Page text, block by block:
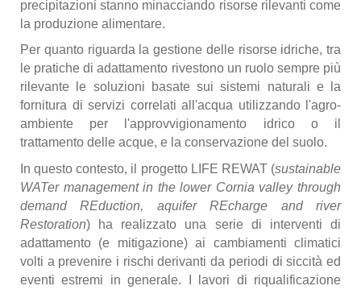
precipitazioni stanno minacciando risorse rilevanti come
la produzione alimentare.
Per quanto riguarda la gestione delle risorse idriche, tra
le pratiche di adattamento rivestono un ruolo sempre più
rilevante le soluzioni basate sui sistemi naturali e la
fornitura di servizi correlati all'acqua utilizzando l'agro-
ambiente per l'approvvigionamento idrico o il
trattamento delle acque, e la conservazione del suolo.
In questo contesto, il progetto LIFE REWAT (sustainable
WATer management in the lower Cornia valley through
demand REduction, aquifer REcharge and river
Restoration) ha realizzato una serie di interventi di
adattamento (e mitigazione) ai cambiamenti climatici
volti a prevenire i rischi derivanti da periodi di siccità ed
eventi estremi in generale. I lavori di riqualificazione